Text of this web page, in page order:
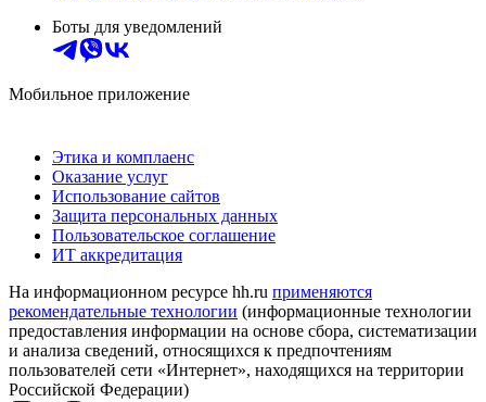
Боты для уведомлений
Мобильное приложение
Этика и комплаенс
Оказание услуг
Использование сайтов
Защита персональных данных
Пользовательское соглашение
ИТ аккредитация
На информационном ресурсе hh.ru применяются
рекомендательные технологии (информационные технологии
предоставления информации на основе сбора, систематизации
и анализа сведений, относящихся к предпочтениям
пользователей сети «Интернет», находящихся на территории
Российской Федерации)